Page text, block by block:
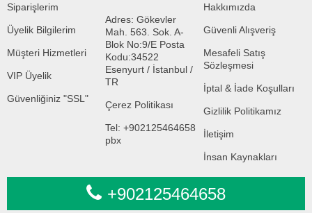
Siparişlerim
Üyelik Bilgilerim
Müşteri Hizmetleri
VIP Üyelik
Güvenliğiniz "SSL"
Adres: Gökevler
Mah. 563. Sok. A-
Blok No:9/E Posta
Kodu:34522
Esenyurt / İstanbul /
TR
Çerez Politikası
Tel: +902125464658
pbx
Hakkımızda
Güvenli Alışveriş
Mesafeli Satış
Sözleşmesi
İptal & İade Koşulları
Gizlilik Politikamız
İletişim
İnsan Kaynakları
+902125464658